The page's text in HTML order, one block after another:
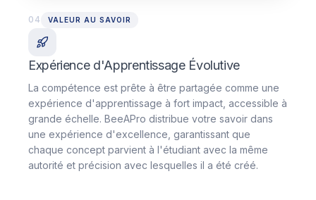
04 VALEUR AU SAVOIR
Expérience d'Apprentissage Évolutive
La compétence est prête à être partagée comme une
expérience d'apprentissage à fort impact, accessible à
grande échelle. BeeAPro distribue votre savoir dans
une expérience d'excellence, garantissant que
chaque concept parvient à l'étudiant avec la même
autorité et précision avec lesquelles il a été créé.